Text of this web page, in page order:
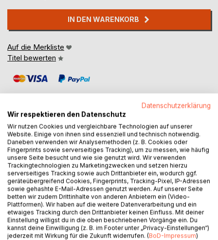
IN DEN WARENKORB
Auf die Merkliste
Titel bewerten
BESCHREIBUNG
Schneesturm, Stromausfall und hundert andere Pannen:
So haben Mama und Papa sich die Ferien auf einem
Bauernhof in den Bergen nicht vorgestellt! Doch für die
Geschwister Ellen, Leon und Pauline und ihre Tante Lola
beginnt ein herrliches Abenteuer. Jetzt heißt es Ärmel
hochkrempeln und erfinderisch sein. Schließlich steht der
Weihnachtsabend vor der Tür ...
Datenschutzerklärung
Wir respektieren den Datenschutz
Wir nutzen Cookies und vergleichbare Technologien auf unserer
Website. Einige von ihnen sind essenziell und technisch notwendig.
Daneben verwenden wir Analysemethoden (z. B. Cookies oder
Fingerprints sowie serverseitiges Tracking), um zu messen, wie häufig
unsere Seite besucht und wie sie genutzt wird. Wir verwenden
Trackingtechnologien zu Marketingzwecken und setzen hierzu
serverseitiges Tracking sowie auch Drittanbieter ein, wodurch ggf.
geräteübergreifend Cookies, Fingerprints, Tracking-Pixel, IP-Adressen
sowie gehashte E-Mail-Adressen genutzt werden. Auf unserer Seite
betten wir zudem Drittinhalte von anderen Anbietern ein (Video-
Plattformen). Wir haben auf die weitere Datenverarbeitung und ein
etwaiges Tracking durch den Drittanbieter keinen Einfluss. Mit deiner
Einstellung willigst du in die oben beschriebenen Vorgänge ein. Du
kannst deine Einwilligung (z. B. im Footer unter „Privacy-Einstellungen“)
jederzeit mit Wirkung für die Zukunft widerrufen. (BoD-Impressum)